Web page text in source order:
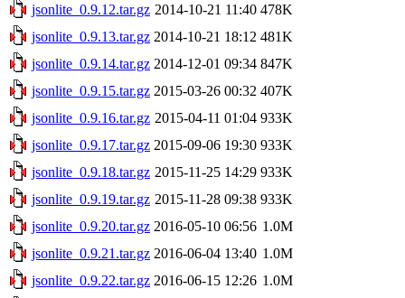
jsonlite_0.9.12.tar.gz 2014-10-21 11:40 478K
jsonlite_0.9.13.tar.gz 2014-10-21 18:12 481K
jsonlite_0.9.14.tar.gz 2014-12-01 09:34 847K
jsonlite_0.9.15.tar.gz 2015-03-26 00:32 407K
jsonlite_0.9.16.tar.gz 2015-04-11 01:04 933K
jsonlite_0.9.17.tar.gz 2015-09-06 19:30 933K
jsonlite_0.9.18.tar.gz 2015-11-25 14:29 933K
jsonlite_0.9.19.tar.gz 2015-11-28 09:38 933K
jsonlite_0.9.20.tar.gz 2016-05-10 06:56 1.0M
jsonlite_0.9.21.tar.gz 2016-06-04 13:40 1.0M
jsonlite_0.9.22.tar.gz 2016-06-15 12:26 1.0M